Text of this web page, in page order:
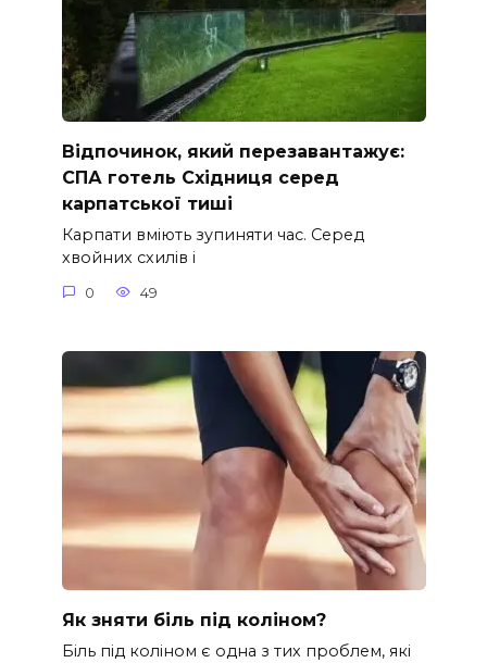
Відпочинок, який перезавантажує:
СПА готель Східниця серед
карпатської тиші
Карпати вміють зупиняти час. Серед
хвойних схилів і
0 49
Як зняти біль під коліном?
Біль під коліном є одна з тих проблем, які